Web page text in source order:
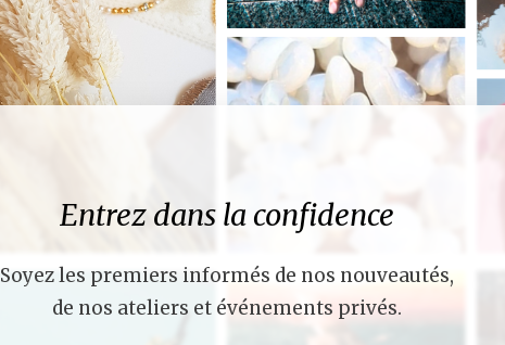
Entrez dans la confidence
Soyez les premiers informés de nos nouveautés,
de nos ateliers et événements privés.